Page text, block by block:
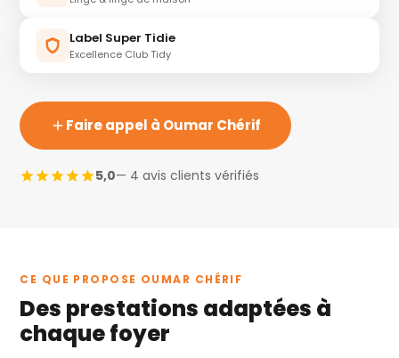
Label Super Tidie
Excellence Club Tidy
Faire appel à Oumar Chérif
5,0— 4 avis clients vérifiés
CE QUE PROPOSE OUMAR CHÉRIF
Des prestations adaptées à
chaque foyer